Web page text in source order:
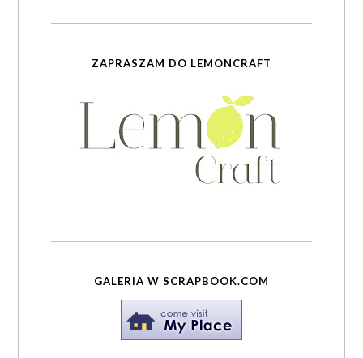
ZAPRASZAM DO LEMONCRAFT
GALERIA W SCRAPBOOK.COM